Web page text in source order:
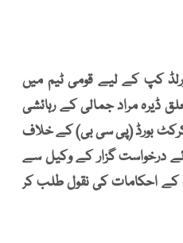
ہائی کورٹ نے ٹی 20 ورلڈ کپ کے لیے قومی ٹیم میں
ڈیرہ مراد جمالی کے رہائشی
بورڈ (پی سی بی) کے خلاف
درخواست گزار کے وکیل سے
کے احکامات کی نقول طلب کر